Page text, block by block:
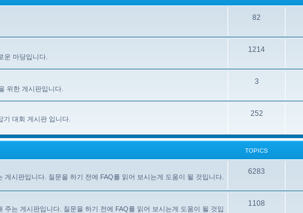
82
운 마당입니다.
1214
위한 게시판입니다.
3
대회 게시판 입니다.
252
TOPICS
시판입니다. 질문을 하기 전에 FAQ를 읽어 보시는게 도움이 될 것입니다.
6283
주는 게시판입니다. 질문을 하기 전에 FAQ를 읽어 보시는게 도움이 될 것입
1108